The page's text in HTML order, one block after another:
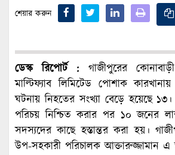
শেয়ার করুন
ডেস্ক রিপোর্ট : গাজীপুরের
মাল্টিফ্যাব লিমিটেড পোশাক
ঘটনায় নিহতের সংখ্যা বেড়ে হয়েছে
পরিচয় নিশ্চিত করার পর ১০ জনের
সদস্যদের কাছে হস্তান্তর করা হয়।
উপ-সহকারী পরিচালক আক্তারুজ্জামান এ